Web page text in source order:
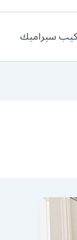
سيراميك